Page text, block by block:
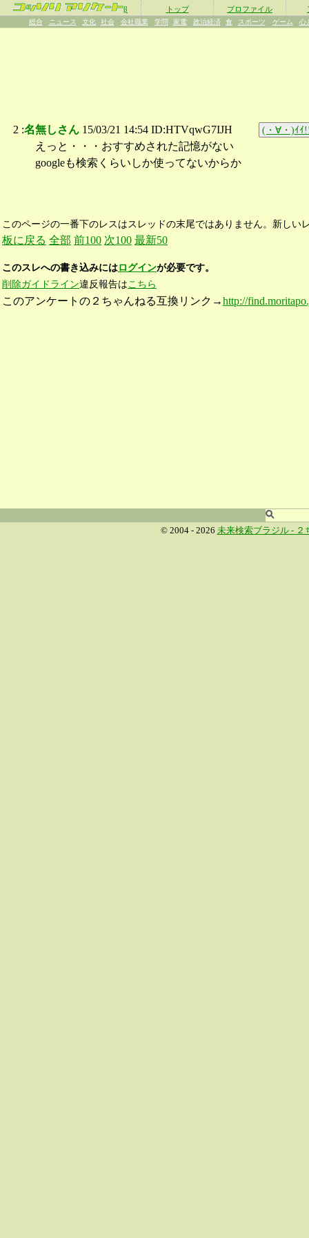
β トップ プロファイル
総合 ニュース 文化 社会 会社職業 学問 家電 政治経済 食 スポーツ ゲーム 心
2 :名無しさん 15/03/21 14:54 ID:HTVqwG7IJH (・∀・)ｲｲ
えっと・・・おすすめされた記憶がない
googleも検索くらいしか使ってないからか
このページの一番下のレスはスレッドの末尾ではありません。新し
板に戻る 全部 前100 次100 最新50
このスレへの書き込みにはログインが必要です。
削除ガイドライン違反報告はこちら
このアンケートの２ちゃんねる互換リンク→http://
© 2004 - 2026 未来検索ブラジル - ２